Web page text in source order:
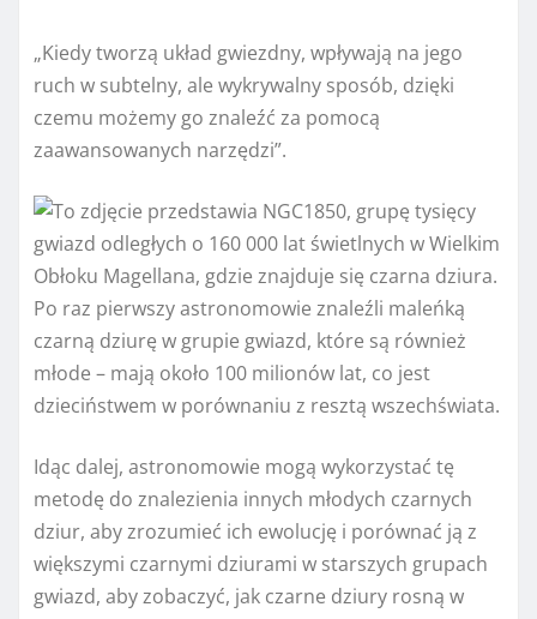
„Kiedy tworzą układ gwiezdny, wpływają na jego
ruch w subtelny, ale wykrywalny sposób, dzięki
czemu możemy go znaleźć za pomocą
zaawansowanych narzędzi”.
Po raz pierwszy astronomowie znaleźli maleńką
czarną dziurę w grupie gwiazd, które są również
młode – mają około 100 milionów lat, co jest
dzieciństwem w porównaniu z resztą wszechświata.
Idąc dalej, astronomowie mogą wykorzystać tę
metodę do znalezienia innych młodych czarnych
dziur, aby zrozumieć ich ewolucję i porównać ją z
większymi czarnymi dziurami w starszych grupach
gwiazd, aby zobaczyć, jak czarne dziury rosną w